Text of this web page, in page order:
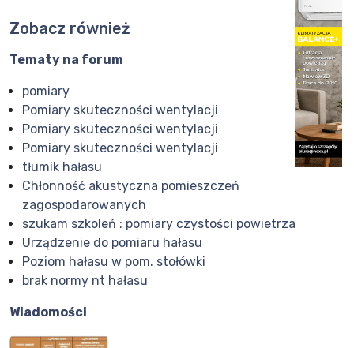
Zobacz również
Tematy na forum
pomiary
Pomiary skuteczności wentylacji
Pomiary skuteczności wentylacji
Pomiary skuteczności wentylacji
tłumik hałasu
Chłonność akustyczna pomieszczeń
zagospodarowanych
szukam szkoleń : pomiary czystości powietrza
Urządzenie do pomiaru hałasu
Poziom hałasu w pom. stołówki
brak normy nt hałasu
Wiadomości